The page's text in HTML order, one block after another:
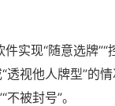
现“随意选牌”“
透视他人牌型”的
被封号”。